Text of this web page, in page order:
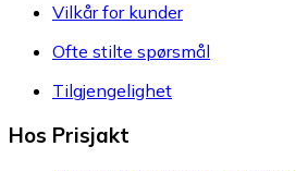
Vilkår for kunder
Ofte stilte spørsmål
Tilgjengelighet
Hos Prisjakt